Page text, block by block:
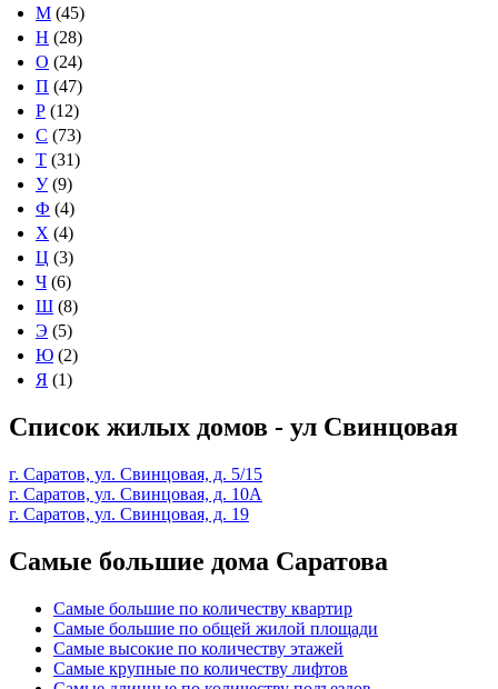
М (45)
Н (28)
О (24)
П (47)
Р (12)
С (73)
Т (31)
У(9)
Ф (4)
Х (4)
Ц (3)
Ч (6)
Ш (8)
Э (5)
Ю (2)
Я (1)
Список жилых домов - ул Свинцовая
г. Саратов, ул. Свинцовая, д. 5/15
г. Саратов, ул. Свинцовая, д. 10А
г. Саратов, ул. Свинцовая, д. 19
Самые большие дома Саратова
Самые большие по количеству квартир
Самые большие по общей жилой площади
Самые высокие по количеству этажей
Самые крупные по количеству лифтов